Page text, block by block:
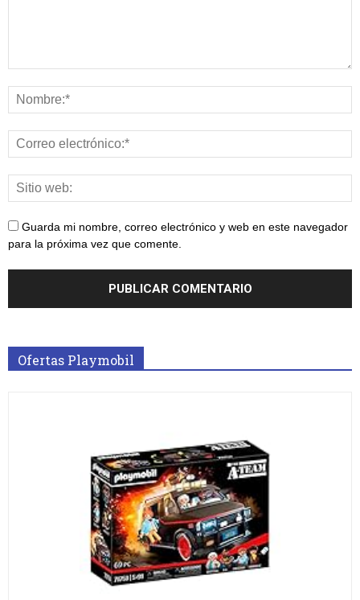
Guarda mi nombre, correo electrónico y web en este navegador
para la próxima vez que comente.
Ofertas Playmobil